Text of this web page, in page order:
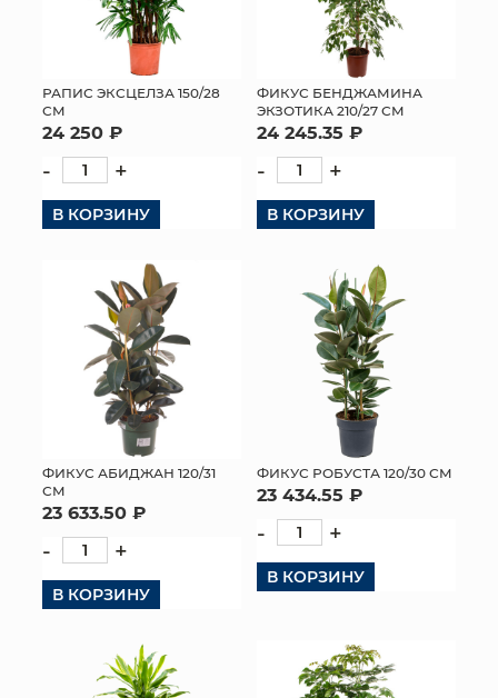
РАПИС ЭКСЦЕЛЗА 150/28
СМ
24 250 ₽
- +
В КОРЗИНУ
ФИКУС БЕНДЖАМИНА
ЭКЗОТИКА 210/27 СМ
24 245.35 ₽
- +
В КОРЗИНУ
ФИКУС АБИДЖАН 120/31
СМ
23 633.50 ₽
- +
В КОРЗИНУ
ФИКУС РОБУСТА 120/30 СМ
23 434.55 ₽
- +
В КОРЗИНУ